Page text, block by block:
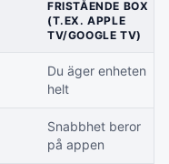
FRISTÅENDE BOX
(T.EX. APPLE
TV/GOOGLE TV)
Du äger enheten
helt
Snabbhet beror
på appen